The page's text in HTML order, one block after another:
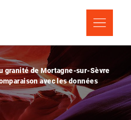
granité de Mortagne-sur-Sèvre
avec les données